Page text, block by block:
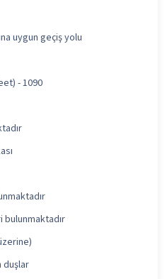
uygun geçiş yolu
- 1090
duşlar